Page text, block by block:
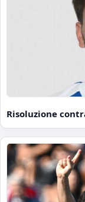
Risoluzione